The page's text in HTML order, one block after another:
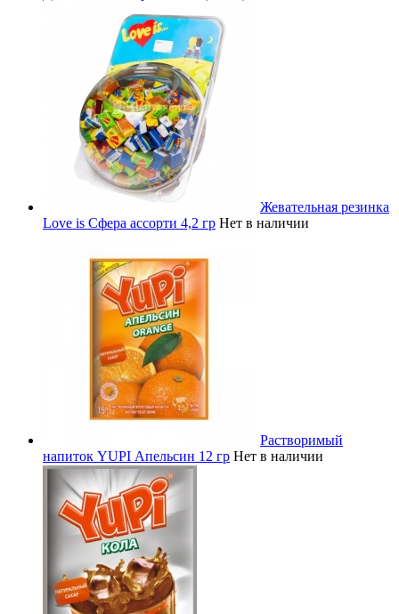
Жевательная резинка
Love is Сфера ассорти 4,2 гр Нет в наличии
Растворимый
напиток YUPI Апельсин 12 гр Нет в наличии